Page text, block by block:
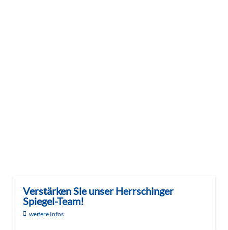
Verstärken Sie unser Herrschinger
Spiegel-Team!
weitere Infos